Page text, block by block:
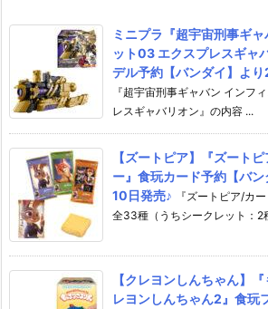
ミニプラ『超宇宙刑事ギ
ット03 エクスプレスギャ
デル予約【バンダイ】よ
『超宇宙刑事ギャバン インフ
レスギャバリオン』の内容 ...
【ズートピア】『ズート
ー』食玩カード予約【バ
10日発売♪
『ズートピア/カ
全33種（うちシークレット：2
【クレヨンしんちゃん】
レヨンしんちゃん2』食玩